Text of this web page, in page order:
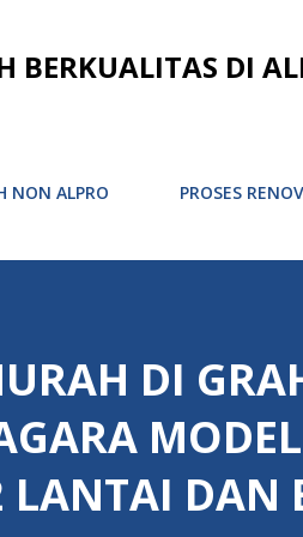
DI
NON ALPRO PROSES
DI
MODEL
DAN